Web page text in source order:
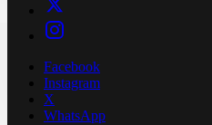
Facebook
Instagram
X
WhatsApp